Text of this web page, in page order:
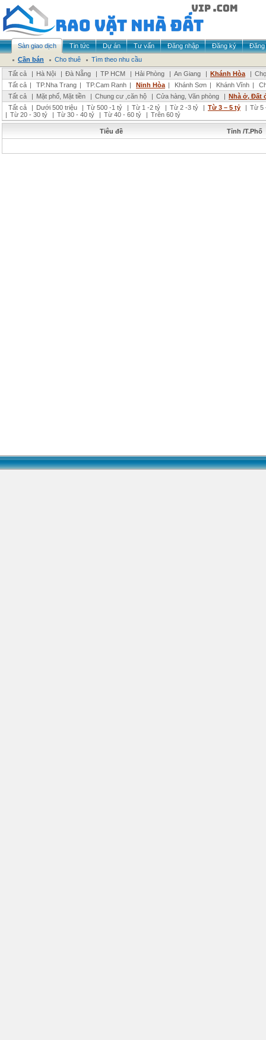
Sàn giao dịch Tin tức Dự án Tư vấn Đăng nhập Đăng ký
Đăng
Cần bán
Cho thuê
Tìm theo nhu cầu
Tất cả
| Hà Nội | Đà Nẵng | TP HCM | Hải Phòng | An Giang | Khánh Hòa |
Tất cả | TP.Nha Trang | TP.Cam Ranh | Ninh Hòa | Khánh Sơn | Khánh Vĩnh |
Tất cả
| Mặt phố, Mặt tiền | Chung cư ,căn hộ | Cửa hàng, Văn phòng | Nhà ở, Đất
Tất cả
| Dưới 500 triệu | Từ 500 -1 tỷ | Từ 1 -2 tỷ | Từ 2 -3 tỷ | Từ 3 – 5 tỷ | Từ 5
| Từ 20 - 30 tỷ | Từ 30 - 40 tỷ | Từ 40 - 60 tỷ | Trên 60 tỷ
Tiêu đề Tỉnh /T.Phố